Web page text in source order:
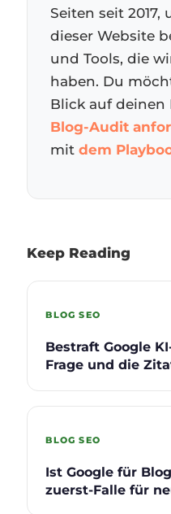
Seiten seit
dieser Website
und Tools, die
haben. Du
Blick auf deinen
Blog-Audit
mitdem
Keep Reading
BLOG SEO
Bestraft Google
Frage und die
BLOG SEO
Ist Google für
zuerst-Falle für